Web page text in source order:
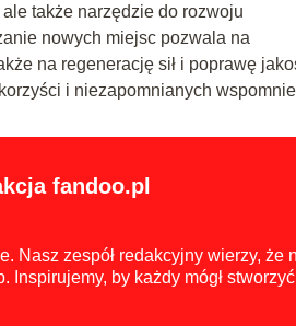
także narzędzie do rozwoju
nowych miejsc pozwala na
na regenerację sił i poprawę
i niezapomnianych
fandoo.pl
Nasz zespół redakcyjny wierzy,
by każdy mógł